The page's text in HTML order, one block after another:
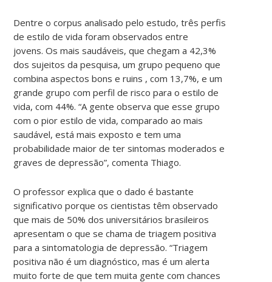
Dentre o corpus analisado pelo estudo, três perfis
de estilo de vida foram observados entre
jovens. Os mais saudáveis, que chegam a 42,3%
dos sujeitos da pesquisa, um grupo pequeno que
combina aspectos bons e ruins , com 13,7%, e um
grande grupo com perfil de risco para o estilo de
vida, com 44%. “A gente observa que esse grupo
com o pior estilo de vida, comparado ao mais
saudável, está mais exposto e tem uma
probabilidade maior de ter sintomas moderados e
graves de depressão”, comenta Thiago.
O professor explica que o dado é bastante
significativo porque os cientistas têm observado
que mais de 50% dos universitários brasileiros
apresentam o que se chama de triagem positiva
para a sintomatologia de depressão. “Triagem
positiva não é um diagnóstico, mas é um alerta
muito forte de que tem muita gente com chances